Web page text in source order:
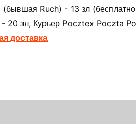
(бывшая Ruch) - 13 зл
- 20 зл, Курьер Pocztex Poczta
доставка